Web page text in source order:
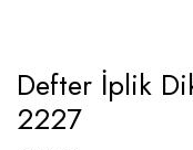
Defter İplik
2227